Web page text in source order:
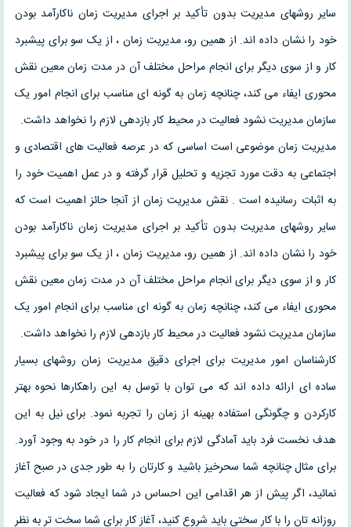
سایر روشهای مدیریت بدون تأکید بر اجرای مدیریت زمان ناکارآمد بودن
خود را نشان داده اند. از همین رو، مدیریت زمان ، از یک سو برای پیشبرد
کار و از سوی دیگر برای انجام مراحل مختلف آن در مدت زمان معین نقش
محوری ایفاء می کند، چنانچه زمان به گونه ای مناسب برای انجام امور یک
سازمان مدیریت نشود فعالیت در محیط کار بازدهی لازم را نخواهد داشت.
مدیریت زمان موضوعی است اساسی که در عرصه فعالیت های اقتصادی و
اجتماعی به دقت مورد تجزیه و تحلیل قرار گرفته و در عمل اهمیت خود را
به اثبات رسانیده است . نقش مدیریت زمان از آنجا حائز اهمیت است که
سایر روشهای مدیریت بدون تأکید بر اجرای مدیریت زمان ناکارآمد بودن
خود را نشان داده اند. از همین رو، مدیریت زمان ، از یک سو برای پیشبرد
کار و از سوی دیگر برای انجام مراحل مختلف آن در مدت زمان معین نقش
محوری ایفاء می کند، چنانچه زمان به گونه ای مناسب برای انجام امور یک
سازمان مدیریت نشود فعالیت در محیط کار بازدهی لازم را نخواهد داشت.
کارشناسان امور مدیریت برای اجرای دقیق مدیریت زمان روشهای بسیار
ساده ای ارائه داده اند که می توان با توسل به این راهکارها نحوه بهتر
کارکردن و چگونگی استفاده بهینه از زمان را تجربه نمود. برای نیل به این
هدف نخست فرد باید آمادگی لازم برای انجام کار را در خود به وجود آورد.
برای مثال چنانچه شما سحرخیز باشید و کارتان را به طور جدی در صبح آغاز
نمائید، اگر پیش از هر اقدامی این احساس در شما ایجاد شود که فعالیت
روزانه تان را با کار سختی باید شروع کنید، آغاز کار برای شما سخت تر به نظر